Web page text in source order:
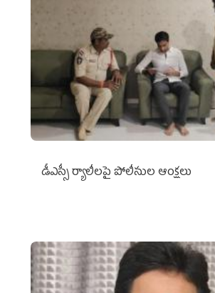
డీఎస్సీ ర్యాలీలపై పోలీసుల ఆంక్షలు